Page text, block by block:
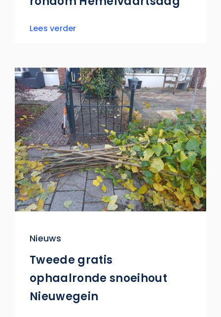
Lees verder
Nieuws
Tweede gratis
ophaalronde snoeihout
Nieuwegein